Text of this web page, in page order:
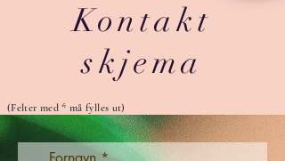
Kontakt
skjema
(Felter med * må fylles ut)